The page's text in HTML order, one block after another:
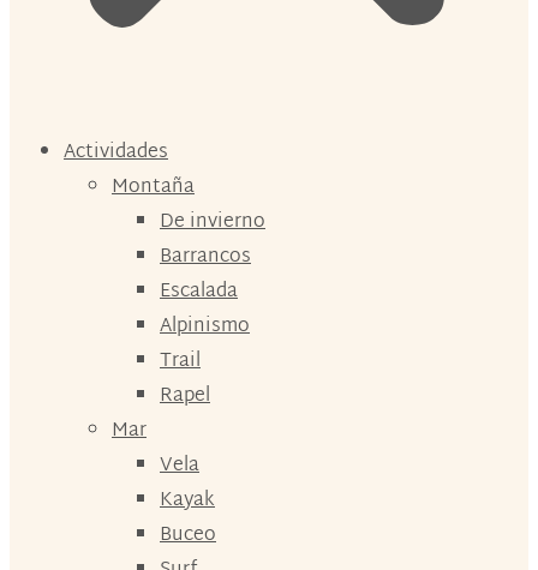
Actividades
Montaña
De invierno
Barrancos
Escalada
Alpinismo
Trail
Rapel
Mar
Vela
Kayak
Buceo